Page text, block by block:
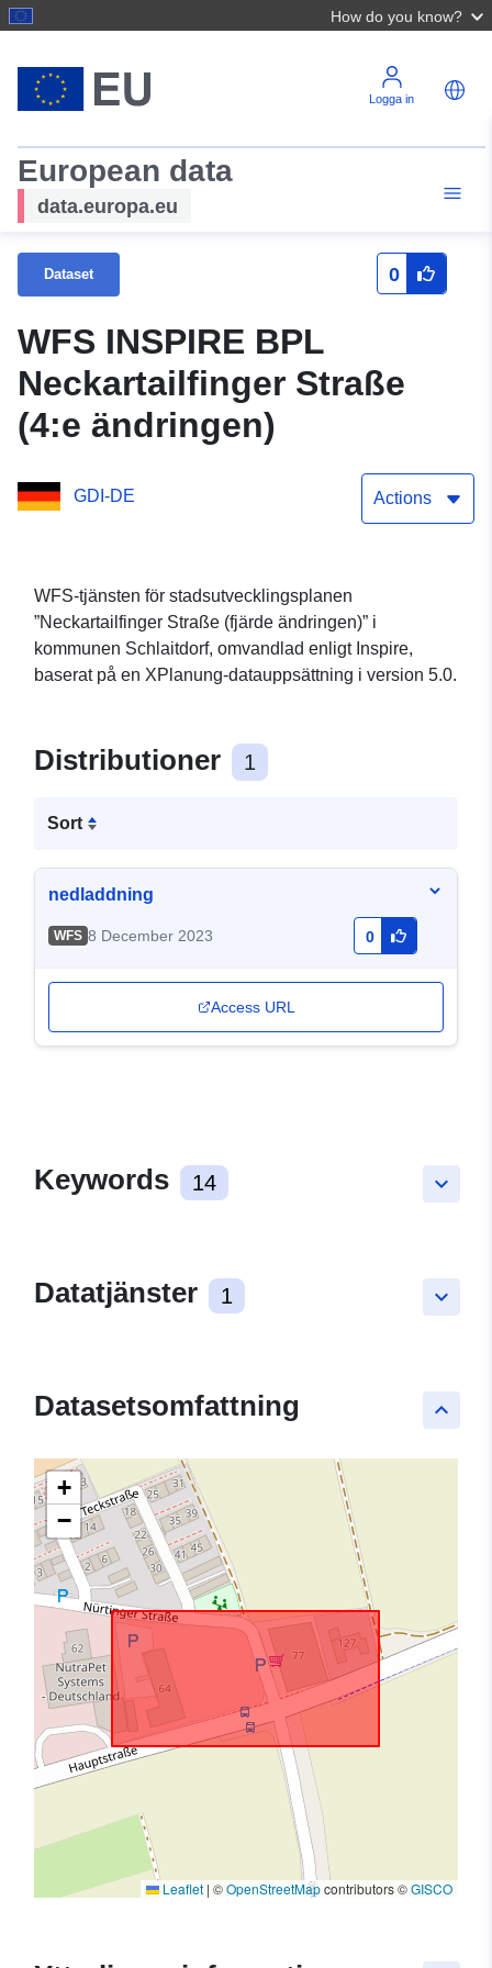
How do you know?
Logga in
European data
data.europa.eu
Dataset 0
WFS INSPIRE BPL
Neckartailfinger Straße
(4:e ändringen)
GDI-DE Actions
WFS-tjänsten för stadsutvecklingsplanen
”Neckartailfinger Straße (fjärde ändringen)” i
kommunen Schlaitdorf, omvandlad enligt Inspire,
baserat på en XPlanung-datauppsättning i version 5.0.
Distributioner 1
Sort
nedladdning
WFS 8 December 2023 0
Access URL
keyboard_arrow_down
Keywords 14
keyboard_arrow_down
Datatjänster 1
keyboard_arrow_up
Datasetsomfattning
+
−
Leaflet | ©OpenStreetMapcontributors ©GISCO